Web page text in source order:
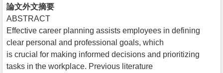
論文外文摘要
ABSTRACT
Effective career planning assists employees in defining
clear personal and professional goals, which
is crucial for making informed decisions and prioritizing
tasks in the workplace. Previous literature